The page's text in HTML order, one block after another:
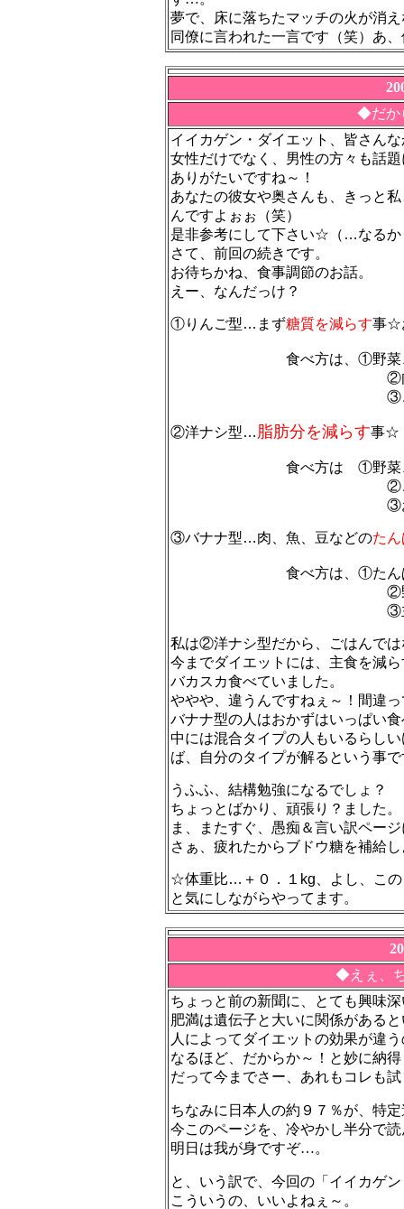
夢で、床に落ちたマッチの火が消
同僚に言われた一言です（笑）あ
◆だか
イイカゲン・ダイエット、皆さん
女性だけでなく、男性の方々も話
ありがたいですね～！
あなたの彼女や奥さんも、きっと
んですよぉぉ（笑）
是非参考にして下さい☆（…なるか
さて、前回の続きです。
お待ちかね、食事調節のお話。
えー、なんだっけ？
①りんご型…まず糖質を減らす事☆
食べ方は、①野菜、海藻
②肉、魚、
③ごはん、パンの主
②洋ナシ型…脂肪分を減らす事☆
食べ方は ①野菜、海藻
②ごはん、パ
③おかず類を控
③バナナ型…肉、魚、豆などのた
食べ方は、①たんぱく
②野菜、海
③主食を控え
私は②洋ナシ型だから、ごはんで
今までダイエットには、主食を減
バカスカ食べていました。
ややや、違うんですねぇ～！間違
バナナ型の人はおかずはいっぱい
中には混合タイプの人もいるらし
ば、自分のタイプが解るという事
うふふ、結構勉強になるでしょ？
ちょっとばかり、頑張り？ました。
ま、またすぐ、愚痴＆言い訳ペー
さぁ、疲れたからブドウ糖を補給
☆体重比…＋０．１kg、よし、この
と気にしながらやってます。
◆えぇ、
ちょっと前の新聞に、とても興味
肥満は遺伝子と大いに関係がある
人によってダイエットの効果が違
なるほど、だからか～！と妙に納
だって今までさー、あれもコレも
ちなみに日本人の約９７％が、特
今このページを、冷やかし半分で
明日は我が身ですぞ…。
と、いう訳で、今回の「イイカゲ
こういうの、いいよねぇ～。